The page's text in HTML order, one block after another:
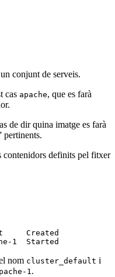
conjunt de serveis.
cas apache, que es farà
de dir quina imatge es farà
pertinents.
contenidors definits pel fitxer
1  Started
nom cluster_default i
1.